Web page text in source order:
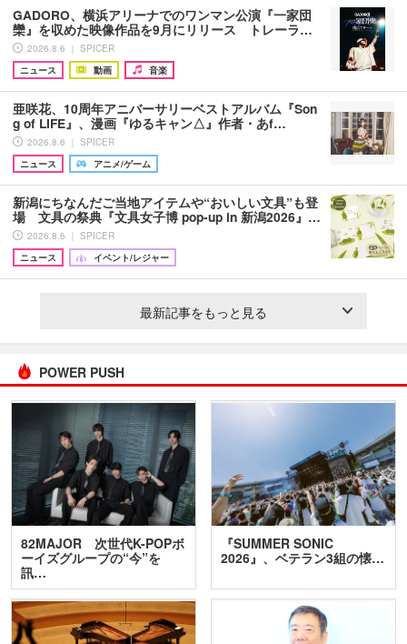
GADORO、横浜アリーナでのワンマン公演『一家団
欒』を収めた映像作品を9月にリリース トレーラ…
2026.8.6 ｜ SPICER
ニュース
動画 音楽
亜咲花、10周年アニバーサリーベストアルバム『Son
g of LIFE』、漫画『ゆるキャン△』作者・あf…
2026.8.6 ｜ SPICER
ニュース
アニメ/ゲーム
新潟にちなんだご当地アイテムや“おいしい文具”も登
場 文具の祭典『文具女子博 pop-up in 新潟2026』…
2026.8.6 ｜ SPICER
ニュース
イベント/レジャー
最新記事をもっと見る
POWER PUSH
82MAJOR 次世代K-POPボ
ーイズグループの“今”を
訊…
『SUMMER SONIC
2026』、ベテラン3組の懐…